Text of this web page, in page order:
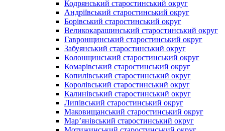
Кодрянський старостинський округ
Андріївський старостинський округ
Борівський старостинський округ
Великокарашинський старостинський округ
Гавронщинський старостинський округ
Забуянський старостинський округ
Колонщинський старостинський округ
Комарівський старостинський округ
Копилівський старостинський округ
Королівський старостинський округ
Калинівський старостинський округ
Липівський старостинський округ
Маковищанський старостинський округ
Мар’янівський старостинський округ